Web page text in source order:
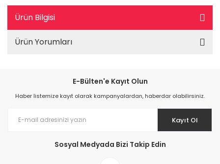
Ürün Bilgisi
Ürün Yorumları
E-Bülten'e Kayıt Olun
Haber listemize kayıt olarak kampanyalardan, haberdar olabilirsiniz.
Kayıt Ol
Sosyal Medyada Bizi Takip Edin